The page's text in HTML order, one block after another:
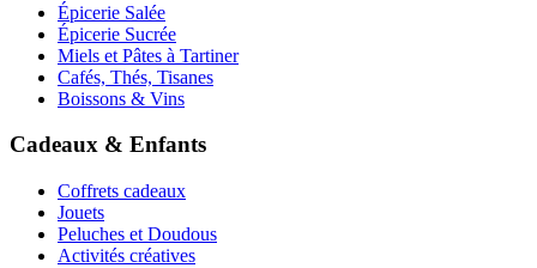
Épicerie Salée
Épicerie Sucrée
Miels et Pâtes à Tartiner
Cafés, Thés, Tisanes
Boissons & Vins
Cadeaux & Enfants
Coffrets cadeaux
Jouets
Peluches et Doudous
Activités créatives